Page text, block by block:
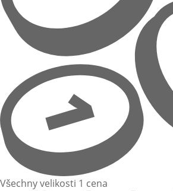
Všechny velikosti 1 cena